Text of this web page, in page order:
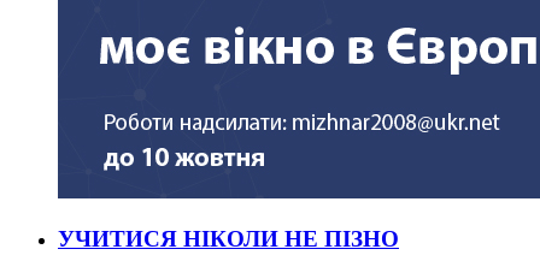
УЧИТИСЯ НІКОЛИ НЕ ПІЗНО